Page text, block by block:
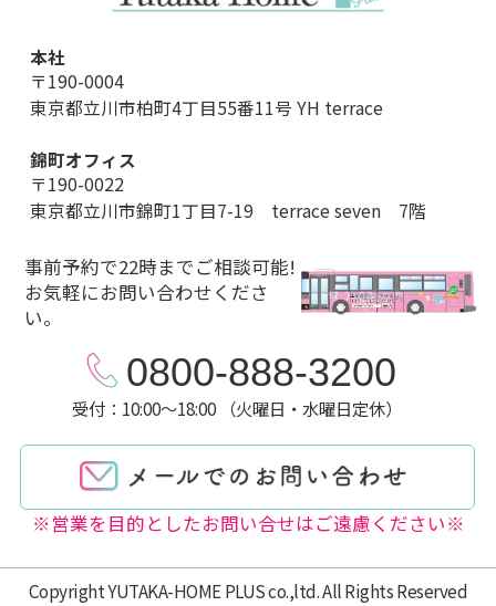
本社
〒190-0004
東京都立川市柏町4丁目55番11号 YH terrace
錦町オフィス
〒190-0022
東京都立川市錦町1丁目7-19 terrace seven 7階
事前予約で22時までご相談可能!
お気軽にお問い合わせくださ
い。
0800-888-3200
受付：10:00～18:00 （火曜日・水曜日定休）
※営業を目的としたお問い合せはご遠慮ください※
Copyright YUTAKA-HOME PLUS co.,ltd. All Rights Reserved